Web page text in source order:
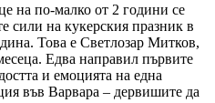
на по-малко от 2 години се
сили на кукерския празник в
Това е Светлозар Митков,
Едва направил първите
и емоцията на една
във Варвара – дервишите да